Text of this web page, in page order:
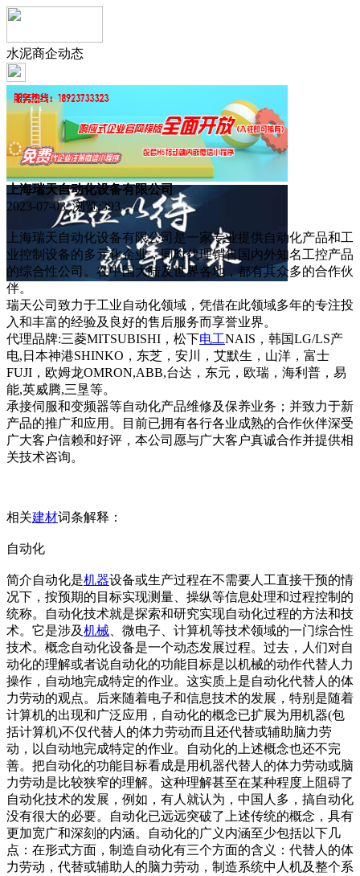
水泥商企动态
上海瑞天自动化设备有限公司
2023-07-03 浏览:393
上海瑞天自动化设备有限公司是一家专业提供自动化产品和工
业控制设备的多元化企业，同时代理销售国内外知名工控产品
的综合性公司。在中国大陆及世界各地，都有其众多的合作伙
伴。
瑞天公司致力于工业自动化领域，凭借在此领域多年的专注投
入和丰富的经验及良好的售后服务而享誉业界。
代理品牌:三菱MITSUBISHI，松下电工NAIS，韩国LG/LS产
电,日本神港SHINKO，东芝，安川，艾默生，山洋，富士
FUJI，欧姆龙OMRON,ABB,台达，东元，欧瑞，海利普，易
能,英威腾,三垦等。
承接伺服和变频器等自动化产品维修及保养业务；并致力于新
产品的推广和应用。目前已拥有各行各业成熟的合作伙伴深受
广大客户信赖和好评，本公司愿与广大客户真诚合作并提供相
关技术咨询。
相关建材词条解释：
自动化
简介自动化是机器设备或生产过程在不需要人工直接干预的情
况下，按预期的目标实现测量、操纵等信息处理和过程控制的
统称。自动化技术就是探索和研究实现自动化过程的方法和技
术。它是涉及机械 、微电子、计算机等技术领域的一门综合性
技术。概念自动化设备是一个动态发展过程。过去，人们对自
动化的理解或者说自动化的功能目标是以机械的动作代替人力
操作，自动地完成特定的作业。这实质上是自动化代替人的体
力劳动的观点。后来随着电子和信息技术的发展，特别是随着
计算机的出现和广泛应用，自动化的概念已扩展为用机器(包
括计算机)不仅代替人的体力劳动而且还代替或辅助脑力劳
动，以自动地完成特定的作业。自动化的上述概念也还不完
善。把自动化的功能目标看成是用机器代替人的体力劳动或脑
力劳动是比较狭窄的理解。这种理解甚至在某种程度上阻碍了
自动化技术的发展，例如，有人就认为，中国人多，搞自动化
没有很大的必要。自动化已远远突破了上述传统的概念，具有
更加宽广和深刻的内涵。自动化的广义内涵至少包括以下几
点：在形式方面，制造自动化有三个方面的含义：代替人的体
力劳动，代替或辅助人的脑力劳动，制造系统中人机及整个系